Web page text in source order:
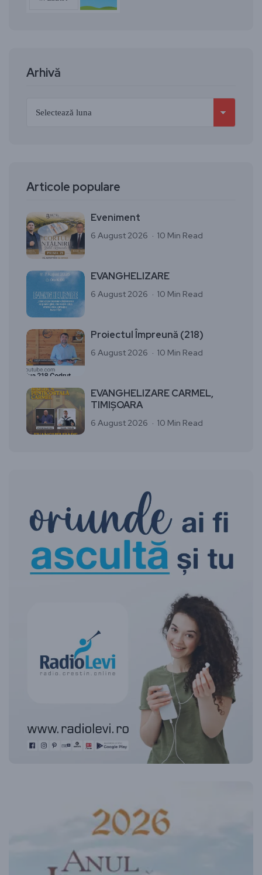
Arhivă
Articole populare
Eveniment
6 August 2026 10 Min Read
EVANGHELIZARE
6 August 2026 10 Min Read
Proiectul Împreună (218)
6 August 2026 10 Min Read
EVANGHELIZARE CARMEL,
TIMIȘOARA
6 August 2026 10 Min Read